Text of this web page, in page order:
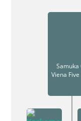
Samuka
Viena